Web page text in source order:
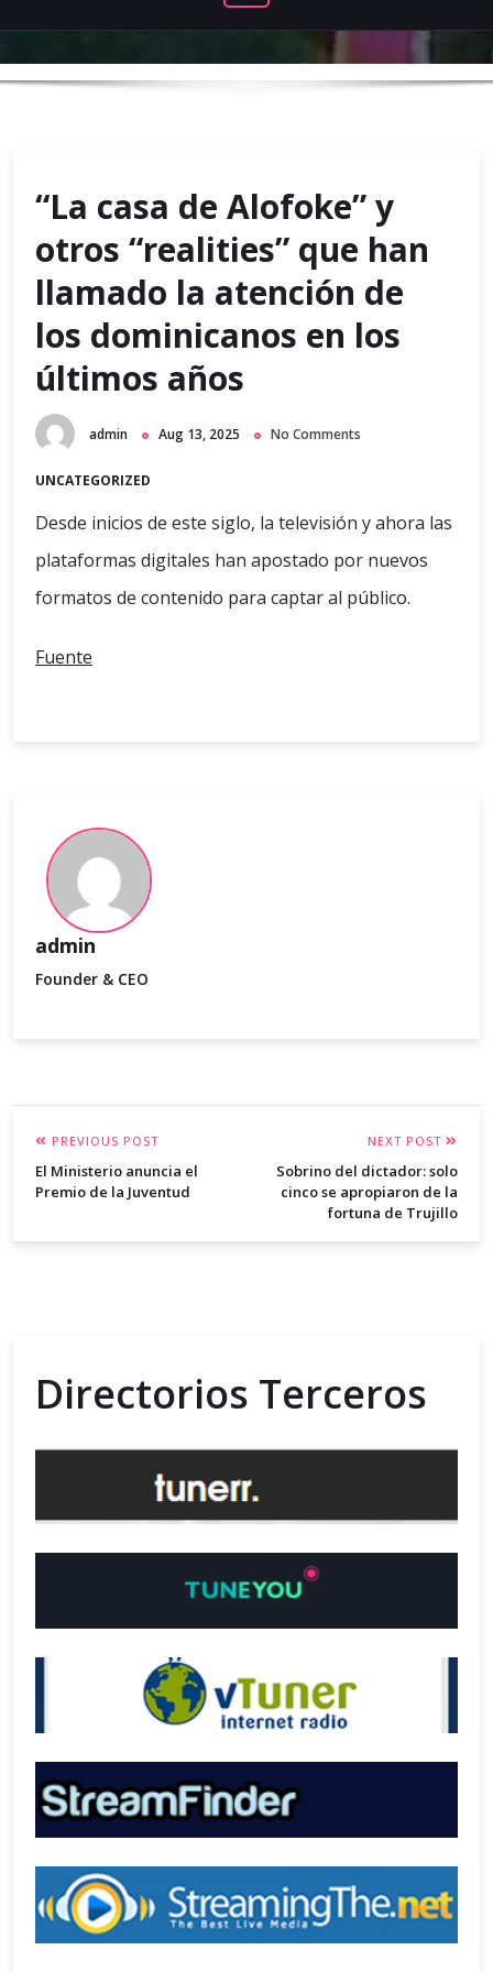
“La casa de Alofoke” y
otros “realities” que han
llamado la atención de
los dominicanos en los
últimos años
admin Aug 13, 2025 No Comments
UNCATEGORIZED
Desde inicios de este siglo, la televisión y ahora las
plataformas digitales han apostado por nuevos
formatos de contenido para captar al público.
Fuente
admin
Founder & CEO
PREVIOUS POST
El Ministerio anuncia el
Premio de la Juventud
NEXT POST
Sobrino del dictador: solo
cinco se apropiaron de la
fortuna de Trujillo
Directorios Terceros